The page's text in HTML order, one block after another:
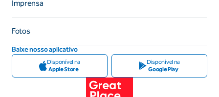
Imprensa
Fotos
Baixe nosso aplicativo
Disponível na
Apple Store
Disponível na
Google Play